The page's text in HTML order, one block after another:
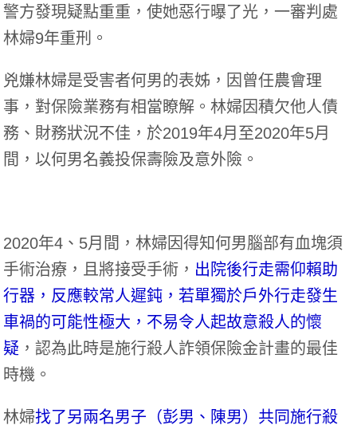
警方發現疑點重重，使她惡行曝了光，一審判處
林婦9年重刑。
兇嫌林婦是受害者何男的表姊，因曾任農會理
事，對保險業務有相當瞭解。林婦因積欠他人債
務、財務狀況不佳，於2019年4月至2020年5月
間，以何男名義投保壽險及意外險。
2020年4、5月間，林婦因得知何男腦部有血塊須
手術治療，且將接受手術， 出院後行走需仰賴助
行器，反應較常人遲鈍，若單獨於戶外行走發生
車禍的可能性極大，不易令人起故意殺人的懷
疑 ，認為此時是施行殺人詐領保險金計畫的最佳
時機。
林婦找了另兩名男子（彭男、陳男）共同施行殺